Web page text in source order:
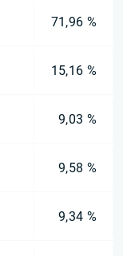
71,96 %
15,16 %
9,03 %
9,58 %
9,34 %